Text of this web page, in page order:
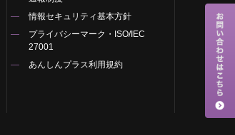
情報セキュリティ基本方針
プライバシーマーク・ISO/IEC
27001
あんしんプラス利用規約